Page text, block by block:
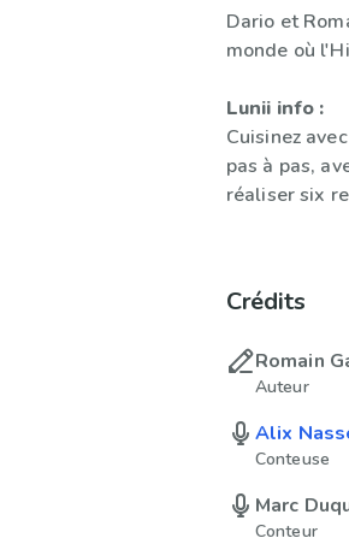
Dario et
monde où
Lunii info :
Cuisinez
pas à pas,
réaliser six
Crédits
Romain
Auteur
Alix
Conteuse
Marc
Conteur